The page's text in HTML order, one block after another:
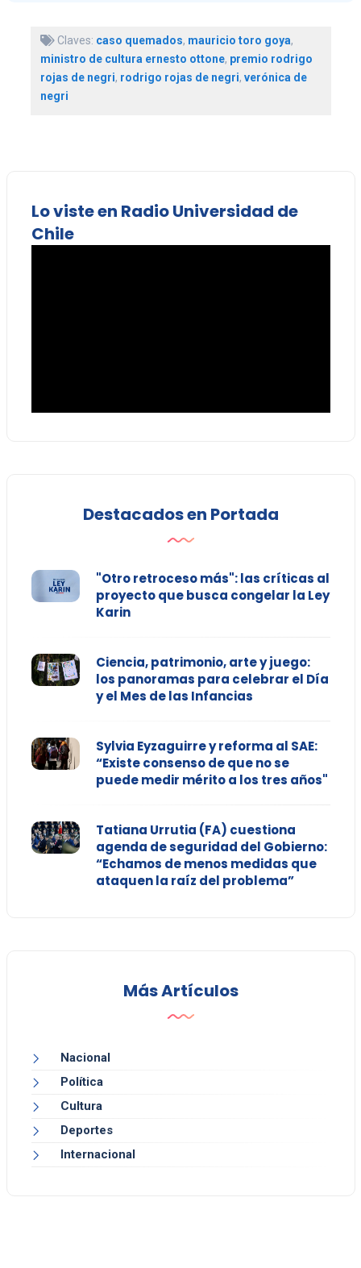
Claves: caso quemados, mauricio toro goya,
ministro de cultura ernesto ottone, premio rodrigo
rojas de negri, rodrigo rojas de negri, verónica de
negri
Lo viste en Radio Universidad de
Chile
Destacados en Portada
"Otro retroceso más": las críticas al
proyecto que busca congelar la Ley
Karin
Ciencia, patrimonio, arte y juego:
los panoramas para celebrar el Día
y el Mes de las Infancias
Sylvia Eyzaguirre y reforma al SAE:
“Existe consenso de que no se
puede medir mérito a los tres años"
Tatiana Urrutia (FA) cuestiona
agenda de seguridad del Gobierno:
“Echamos de menos medidas que
ataquen la raíz del problema”
Más Artículos
Nacional
Política
Cultura
Deportes
Internacional